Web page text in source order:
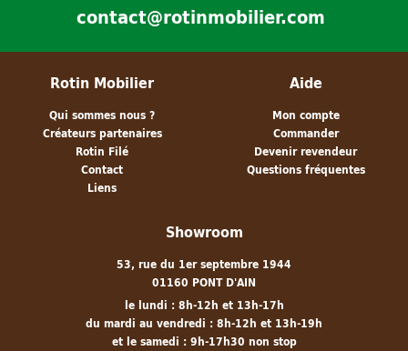
contact@rotinmobilier.com
Rotin Mobilier
Qui sommes nous ?
Créateurs partenaires
Rotin Filé
Contact
Liens
Aide
Mon compte
Commander
Devenir revendeur
Questions fréquentes
Showroom
53, rue du 1er septembre 1944
01160 PONT D'AIN
le lundi : 8h-12h et 13h-17h
du mardi au vendredi : 8h-12h et 13h-19h
et le samedi : 9h-17h30 non stop